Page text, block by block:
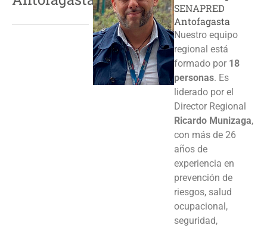
SENAPRED
Antofagasta
Nuestro equipo
regional está
formado por 18
personas. Es
liderado por el
Director Regional
Ricardo Munizaga,
con más de 26
años de
experiencia en
prevención de
riesgos, salud
ocupacional,
seguridad,